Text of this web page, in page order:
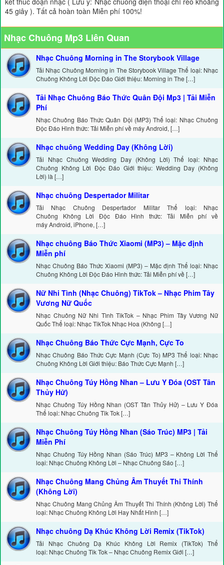
45 giây ). Tất cả hoàn toàn Miễn phí 100%!
Nhạc Chuông Mp3 Liên Quan
Nhạc Chuông Morning in The Storybook Village
Tải Nhạc Chuông Morning in The Storybook Village Thể loại: Nhạc
Chuông Không Lời Độc Đáo Giới thiệu: Morning in The […]
Tải Nhạc Chuông Báo Thức Quân Đội Mp3 | Tải Miễn
Phí
Nhạc Chuông Báo Thức Quân Đội (MP3) Thể loại: Nhạc Chuông
Độc Đáo Hình thức: Tải Miễn phí về máy Android, […]
Nhạc chuông Wedding Day (Không Lời)
Tải Nhạc Chuông Wedding Day (Không Lời) Thể loại: Nhạc
Chuông Không Lời Độc Đáo Giới thiệu: Wedding Day (Không
Lời) là […]
Nhạc chuông Despertador Militar
Tải Nhạc Chuông Despertador Militar Thể loại: Nhạc
Chuông Không Lời Độc Đáo Hình thức: Tải Miễn phí về
máy Android, iPhone, […]
Nhạc chuông Báo Thức Xiaomi (MP3) – Mặc định
Miễn phí
Nhạc Chuông Báo Thức Xiaomi (MP3) – Mặc định Thể loại: Nhạc
Chuông Không Lời Độc Đáo Hình thức: Tải Miễn phí về […]
Nữ Nhi Tình (Nhạc Chuông) TikTok – Nhạc Phim Tây
Vương Nữ Quốc
Nhạc Chuông Nữ Nhi Tình TikTok – Nhạc Phim Tây Vương Nữ
Quốc Thể loại: Nhạc TikTok Nhạc Hoa (Không […]
Nhạc Chuông Báo Thức Cực Mạnh, Cực To
Nhạc Chuông Báo Thức Cực Mạnh (Cực To) MP3 Thể loại: Nhạc
Chuông Không Lời Giới thiệu: Báo Thức Cực Mạnh […]
Nhạc Chuông Túy Hồng Nhan – Lưu Y Đóa (OST Tân
Thủy Hử)
Nhạc Chuông Túy Hồng Nhan (OST Tân Thủy Hử) – Lưu Y Đóa
Thể loại: Nhạc Chuông Tik Tok […]
Nhạc Chuông Túy Hồng Nhan (Sáo Trúc) MP3 | Tải
Miễn Phí
Nhạc Chuông Túy Hồng Nhan (Sáo Trúc) MP3 – Không Lời Thể
loại: Nhạc Chuông Không Lời – Nhạc Chuông Sáo […]
Nhạc Chuông Mang Chủng Âm Thuyết Thi Thính
(Không Lời)
Nhạc Chuông Mang Chủng Âm Thuyết Thi Thính (Không Lời) Thể
loại: Nhạc Chuông Không Lời Hay Nhất Hình […]
Nhạc chuông Dạ Khúc Không Lời Remix (TikTok)
Tải Nhạc Chuông Dạ Khúc Không Lời Remix (TikTok) Thể
loại: Nhạc Chuông Tik Tok – Nhạc Chuông Remix Giới […]